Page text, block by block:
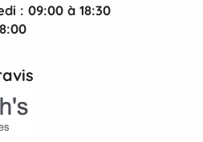
: 09:00 à 18:30